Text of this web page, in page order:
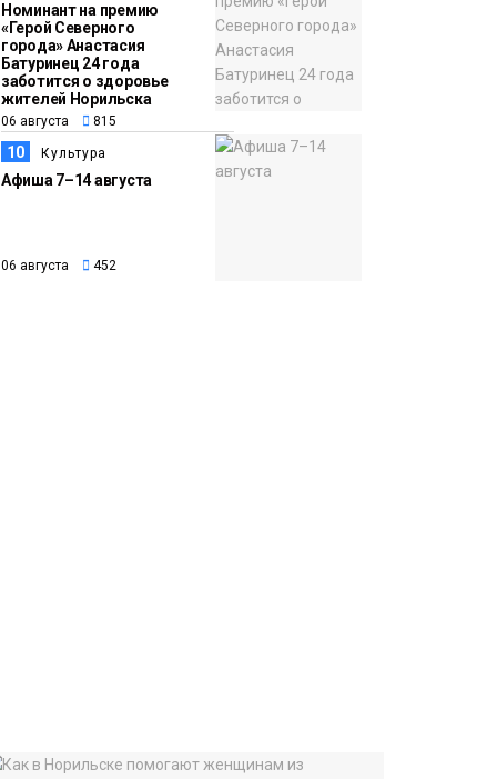
Номинант на премию
«Герой Северного
города» Анастасия
Батуринец 24 года
заботится о здоровье
жителей Норильска
06 августа 815
10 Культура
Афиша 7–14 августа
06 августа 452